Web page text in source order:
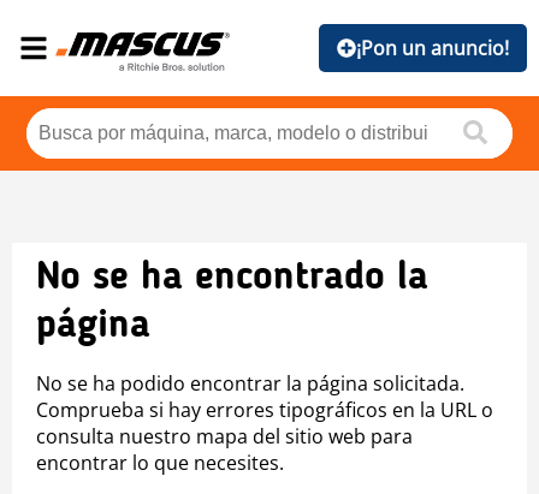
¡Pon un anuncio!
No se ha encontrado la
página
No se ha podido encontrar la página solicitada.
Comprueba si hay errores tipográficos en la URL o
consulta nuestro mapa del sitio web para
encontrar lo que necesites.